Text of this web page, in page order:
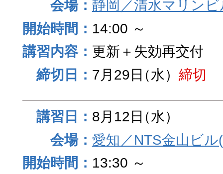
静岡／清水マリンビ
14:00 ～
更新＋失効再交付
7月29日（水） 締切
8月12日（水）
愛知／NTS金山ビ
13:30 ～